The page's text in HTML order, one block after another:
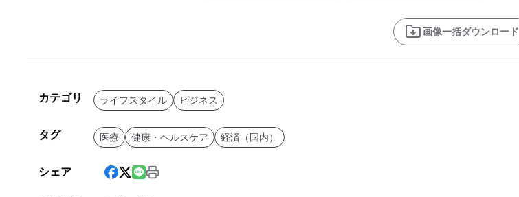
画像一括ダウンロード
カテゴリ ライフスタイル ビジネス
タグ 医療 健康・ヘルスケア 経済（国内）
シェア